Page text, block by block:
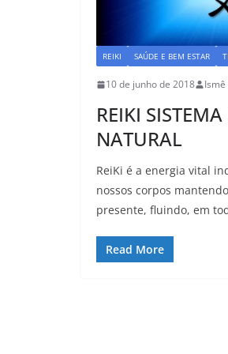
REIKI SAÚDE E BEM ESTAR
10 de junho de 2018 Ismê
REIKI
NATURAL
ReiKi é a energia vital
nossos corpos
presente, fluindo, em
Read More